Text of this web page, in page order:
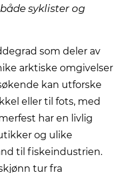
syklister og
som deler av
arktiske omgivelser
kan utforske
eller til fots, med
har en livlig
og ulike
til fiskeindustrien.
tur fra